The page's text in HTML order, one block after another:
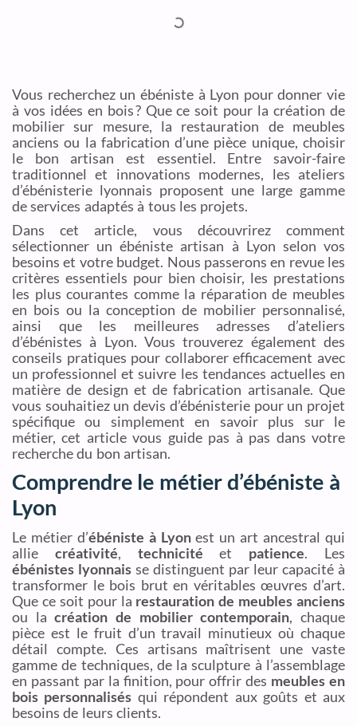
Vous recherchez un ébéniste à Lyon pour donner vie
à vos idées en bois ? Que ce soit pour la création de
mobilier sur mesure, la restauration de meubles
anciens ou la fabrication d’une pièce unique, choisir
le bon artisan est essentiel. Entre savoir-faire
traditionnel et innovations modernes, les ateliers
d’ébénisterie lyonnais proposent une large gamme
de services adaptés à tous les projets.
Dans cet article, vous découvrirez comment
sélectionner un ébéniste artisan à Lyon selon vos
besoins et votre budget. Nous passerons en revue les
critères essentiels pour bien choisir, les prestations
les plus courantes comme la réparation de meubles
en bois ou la conception de mobilier personnalisé,
ainsi que les meilleures adresses d’ateliers
d’ébénistes à Lyon. Vous trouverez également des
conseils pratiques pour collaborer efficacement avec
un professionnel et suivre les tendances actuelles en
matière de design et de fabrication artisanale. Que
vous souhaitiez un devis d’ébénisterie pour un projet
spécifique ou simplement en savoir plus sur le
métier, cet article vous guide pas à pas dans votre
recherche du bon artisan.
Comprendre le métier d’ébéniste à
Lyon
Le métier d’ébéniste à Lyonest un art ancestral qui
allie créativité, technicité et patience. Les
ébénistes lyonnais se distinguent par leur capacité à
transformer le bois brut en véritables œuvres d’art.
Que ce soit pour la restauration de meubles anciens
ou lacréation de mobilier contemporain, chaque
pièce est le fruit d’un travail minutieux où chaque
détail compte. Ces artisans maîtrisent une vaste
gamme de techniques, de la sculpture à l’assemblage
en passant par la finition, pour offrir des meubles en
bois personnalisés qui répondent aux goûts et aux
besoins de leurs clients.